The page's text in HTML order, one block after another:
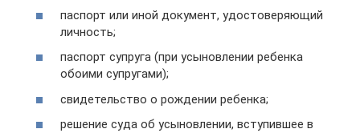
паспорт или иной документ, удостоверяющий
личность;
паспорт супруга (при усыновлении ребенка
обоими супругами);
свидетельство о рождении ребенка;
решение суда об усыновлении, вступившее в